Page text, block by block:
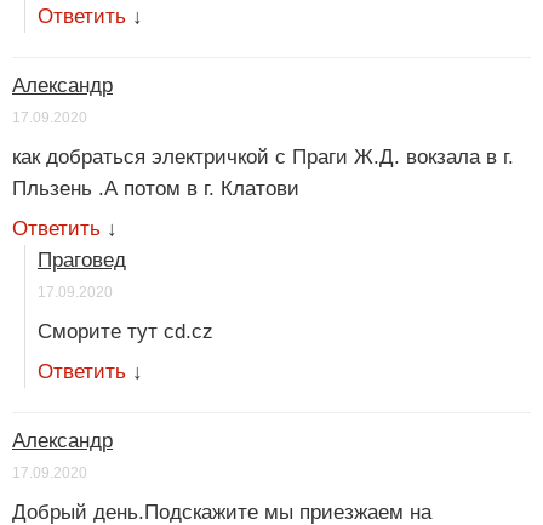
Ответить ↓
Александр
17.09.2020
как добраться электричкой с Праги Ж.Д. вокзала в г.
Пльзень .А потом в г. Клатови
Ответить ↓
Праговед
17.09.2020
Сморите тут cd.cz
Ответить ↓
Александр
17.09.2020
Добрый день.Подскажите мы приезжаем на